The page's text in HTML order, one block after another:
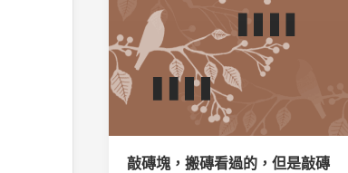
敲磚塊，搬磚看過的，但是敲磚